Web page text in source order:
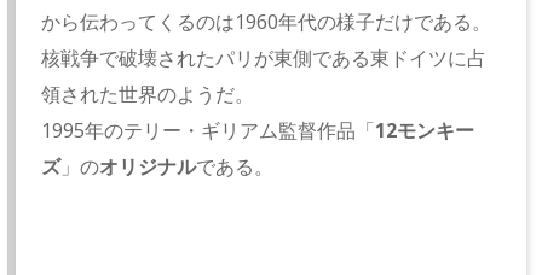
から伝わってくるのは1960年代の様子だけである。
核戦争で破壊されたパリが東側である東ドイツに占
領された世界のようだ。
1995年のテリー・ギリアム監督作品「12モンキー
ズ」のオリジナルである。